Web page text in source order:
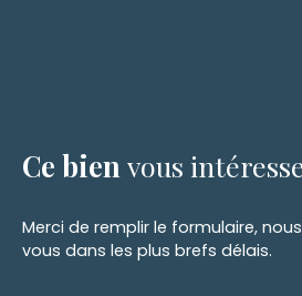
Ce bien vous
Merci de remplir le formulaire,
vous dans les plus brefs délais.